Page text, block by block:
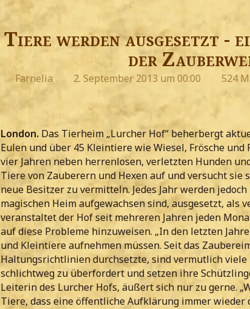
Tiere werden ausgesetzt -
der
Farnelia 2. September 2013 um 00:00 524
London. Das Tierheim „Lurcher Hof“ beherbergt
Eulen und über 45 Kleintiere wie Wiesel, Frösche
vier Jahren neben herrenlosen, verletzten Hunden
Tiere von Zauberern und Hexen auf und versucht sie
neue Besitzer zu vermitteln. Jedes Jahr werden
magischen Heim aufgewachsen sind, ausgesetzt, als
veranstaltet der Hof seit mehreren Jahren jeden
auf diese Probleme hinzuweisen. „In den letzten
und Kleintiere aufnehmen müssen. Seit das
Haltungsrichtlinien durchsetzte, sind vermutlich viele
schlichtweg zu überfordert und setzen ihre
Leiterin des Lurcher Hofs, äußert sich nur zu gerne.
Tiere, dass eine öffentliche Aufklärung immer wieder